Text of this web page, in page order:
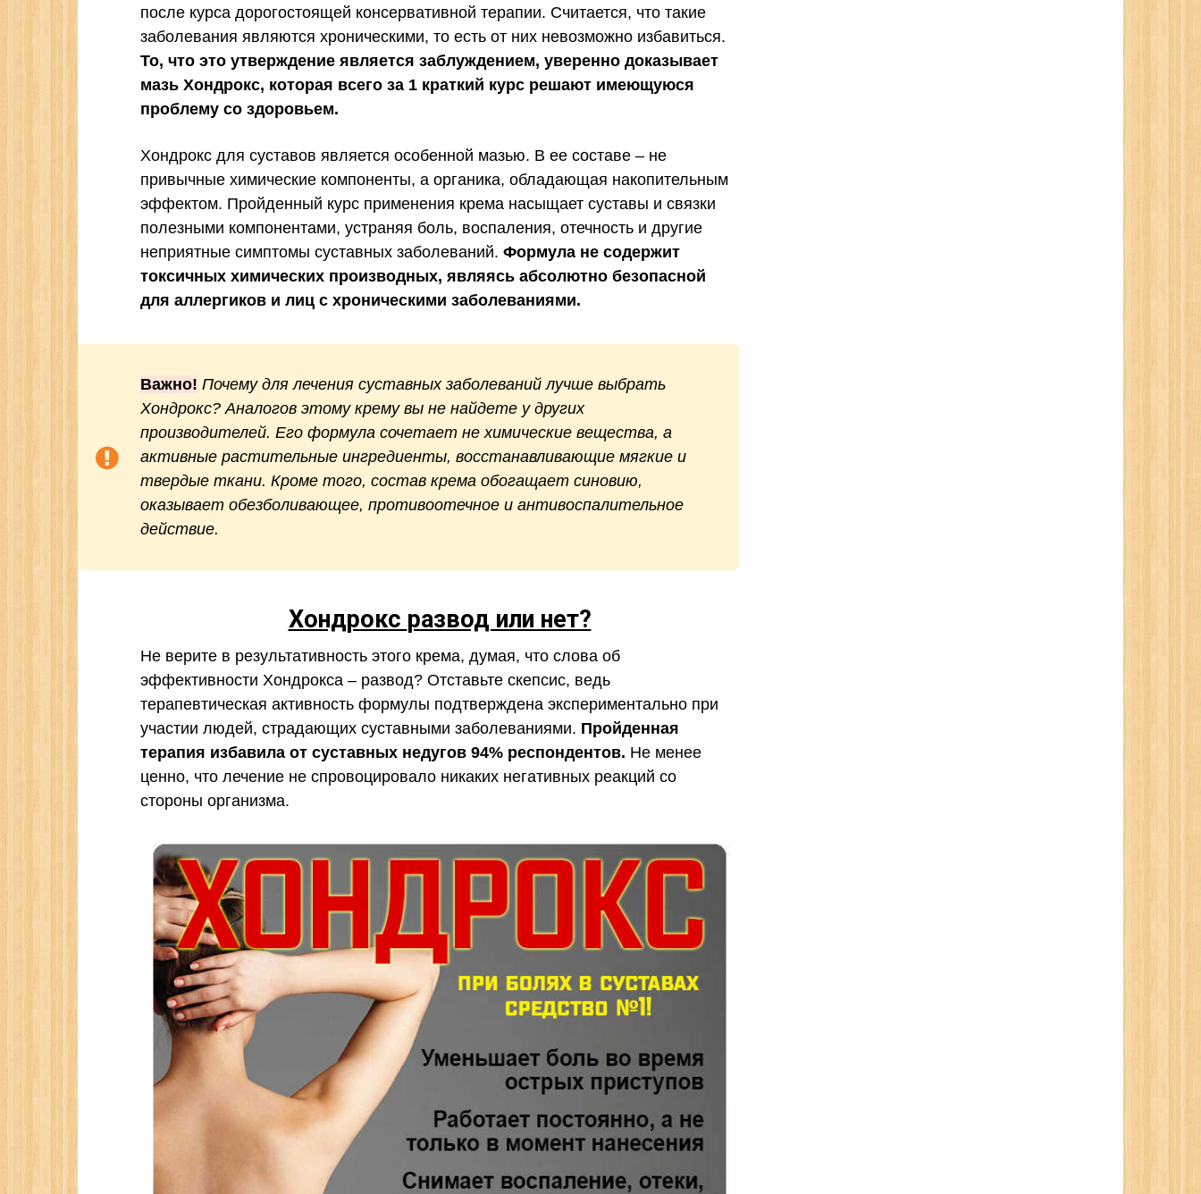
после курса дорогостоящей консервативной терапии. Считается, что такие
заболевания являются хроническими, то есть от них невозможно избавиться.
То, что это утверждение является заблуждением, уверенно доказывает
мазь Хондрокс, которая всего за 1 краткий курс решают имеющуюся
проблему со здоровьем.
Хондрокс для суставов является особенной мазью. В ее составе – не
привычные химические компоненты, а органика, обладающая накопительным
эффектом. Пройденный курс применения крема насыщает суставы и связки
полезными компонентами, устраняя боль, воспаления, отечность и другие
неприятные симптомы суставных заболеваний. Формула не содержит
токсичных химических производных, являясь абсолютно безопасной
для аллергиков и лиц с хроническими заболеваниями.
Важно! Почему для лечения суставных заболеваний лучше выбрать
Хондрокс? Аналогов этому крему вы не найдете у других
производителей. Его формула сочетает не химические вещества, а
активные растительные ингредиенты, восстанавливающие мягкие и
твердые ткани. Кроме того, состав крема обогащает синовию,
оказывает обезболивающее, противоотечное и антивоспалительное
действие.
Хондрокс развод или нет?
Не верите в результативность этого крема, думая, что слова об
эффективности Хондрокса – развод? Отставьте скепсис, ведь
терапевтическая активность формулы подтверждена экспериментально при
участии людей, страдающих суставными заболеваниями. Пройденная
терапия избавила от суставных недугов 94% респондентов. Не менее
ценно, что лечение не спровоцировало никаких негативных реакций со
стороны организма.